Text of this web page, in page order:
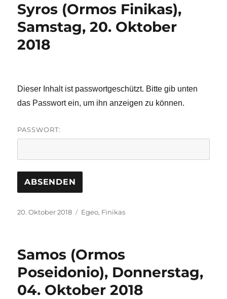
Syros (Ormos Finikas),
Samstag, 20. Oktober
2018
Dieser Inhalt ist passwortgeschützt. Bitte gib unten
das Passwort ein, um ihn anzeigen zu können.
PASSWORT:
Veröffentlicht
20. Oktober 2018 Schlagwörter
Egeo, Finikas
Samos (Ormos
Poseidonio), Donnerstag,
04. Oktober 2018